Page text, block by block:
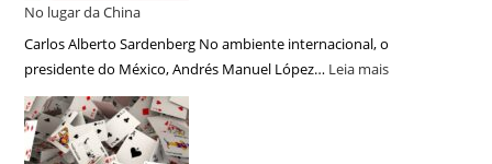
No lugar da China
Carlos Alberto Sardenberg No ambiente internacional, o
presidente do México, Andrés Manuel López… Leia mais